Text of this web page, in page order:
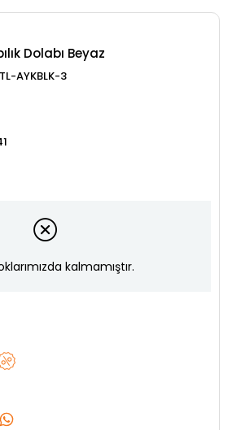
Dolabı Beyaz
AYKBLK-3
kalmamıştır.